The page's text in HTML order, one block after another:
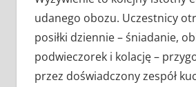
udanego obozu. Uczestnicy
posiłki dziennie – śniadanie,
podwieczorek i kolację –
przez doświadczony zespół